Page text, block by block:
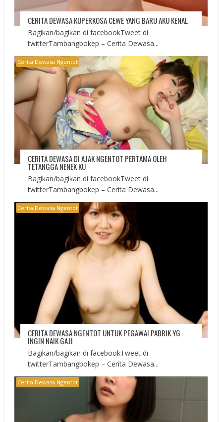
CERITA DEWASA KUPERKOSA CEWE YANG BARU AKU KENAL
Bagikan/bagikan di facebookTweet di
twitterTambangbokep – Cerita Dewasa...
Cerita Dewasa Ngentot
CERITA DEWASA DI AJAK NGENTOT PERTAMA OLEH
TETANGGA NENEK KU
Bagikan/bagikan di facebookTweet di
twitterTambangbokep – Cerita Dewasa...
Cerita Dewasa Ngentot
CERITA DEWASA NGENTOT UNTUK PEGAWAI PABRIK YG
INGIN NAIK GAJI
Bagikan/bagikan di facebookTweet di
twitterTambangbokep – Cerita Dewasa...
Cerita Dewasa Ngentot